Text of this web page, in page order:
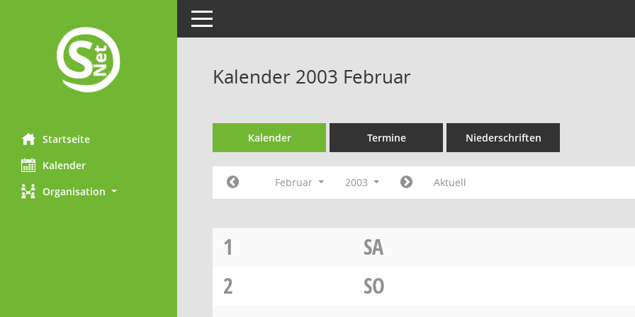
Startseite
Kalender
Organisation
Toggle navigation
Kalender 2003 Februar
Kalender Termine Niederschriften
Februar 2003 Aktuell
1
SA
2
SO